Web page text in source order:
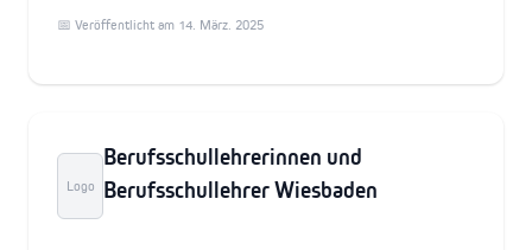
📅 Veröffentlicht am 14. März. 2025
Logo
Berufsschullehrerinnen und
Berufsschullehrer Wiesbaden